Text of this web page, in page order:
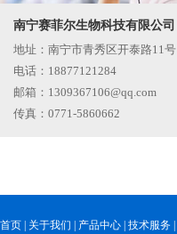
南宁赛菲尔生物科技有限公司
地址：南宁市青秀区开泰路11号
电话：18877121284
邮箱：1309367106@qq.com
传真：0771-5860662
首页 关于我们 产品中心 技术服务